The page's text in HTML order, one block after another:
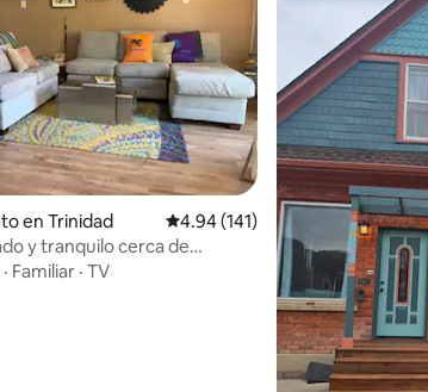
en Trinidad Calificación promedio: 4.94 de
4.94 (141)
y tranquilo cerca de
y del centro de la ciudad
· Familiar · TV